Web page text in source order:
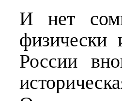
И нет
физически
России